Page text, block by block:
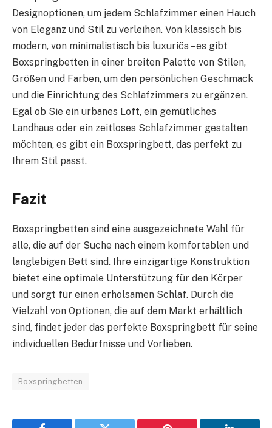
Designoptionen, um jedem Schlafzimmer einen Hauch
von Eleganz und Stil zu verleihen. Von klassisch bis
modern, von minimalistisch bis luxuriös – es gibt
Boxspringbetten in einer breiten Palette von Stilen,
Größen und Farben, um den persönlichen Geschmack
und die Einrichtung des Schlafzimmers zu ergänzen.
Egal ob Sie ein urbanes Loft, ein gemütliches
Landhaus oder ein zeitloses Schlafzimmer gestalten
möchten, es gibt ein Boxspringbett, das perfekt zu
Ihrem Stil passt.
Fazit
Boxspringbetten sind eine ausgezeichnete Wahl für
alle, die auf der Suche nach einem komfortablen und
langlebigen Bett sind. Ihre einzigartige Konstruktion
bietet eine optimale Unterstützung für den Körper
und sorgt für einen erholsamen Schlaf. Durch die
Vielzahl von Optionen, die auf dem Markt erhältlich
sind, findet jeder das perfekte Boxspringbett für seine
individuellen Bedürfnisse und Vorlieben.
Boxspringbetten